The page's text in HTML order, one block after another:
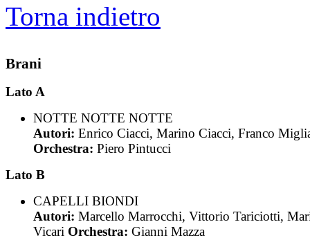
Torna indietro
Brani
Lato A
NOTTE NOTTE NOTTE
Autori: Enrico Ciacci, Marino Ciacci, Franco
Orchestra: Piero Pintucci
Lato B
CAPELLI BIONDI
Autori: Marcello Marrocchi, Vittorio Tariciotti,
Vicari Orchestra: Gianni Mazza